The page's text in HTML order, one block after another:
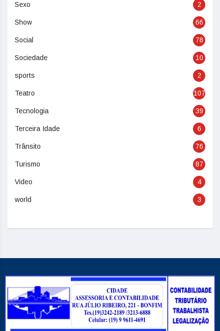
Sexo 2
Show 66
Social 78
Sociedade 10
sports 2
Teatro 107
Tecnologia 39
Terceira Idade 6
Trânsito 76
Turismo 87
Video 4
world 3